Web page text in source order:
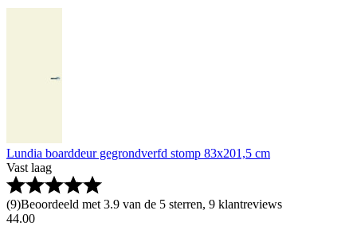
Lundia boarddeur gegrondverfd stomp 83x201,5 cm
Vast laag
(9)Beoordeeld met 3.9 van de 5 sterren, 9 klantreviews
44.00